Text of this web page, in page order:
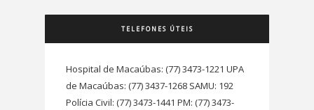
TELEFONES ÚTEIS
Hospital de Macaúbas: (77) 3473-1221 UPA
de Macaúbas: (77) 3437-1268 SAMU: 192
Polícia Civil: (77) 3473-1441 PM: (77) 3473-